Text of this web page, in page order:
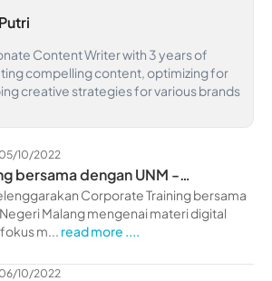
Content Writer with 3 years of
compelling content, optimizing for
creative strategies for various brands
05/10/2022
bersama dengan UNM -
Corporate Training bersama
Malang mengenai materi digital
m... read more ....
06/10/2022